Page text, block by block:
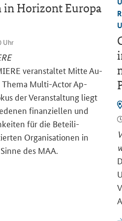
in Ho­ri­zont Eu­ro­pa
Uhr
ver­an­stal­tet Mitte Au­
Thema Multi-​Actor Ap­
der Ver­an­stal­tung liegt
fi­nan­zi­el­len und
für die Be­tei­li­
Or­ga­ni­sa­tio­nen in
des MAA.